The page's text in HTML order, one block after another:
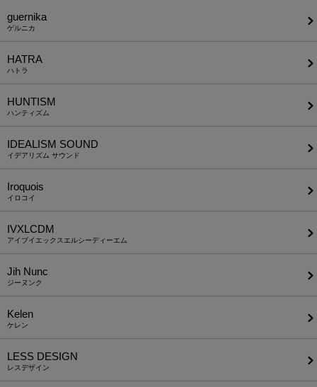
guernika
ゲルニカ
HATRA
ハトラ
HUNTISM
ハンティズム
IDEALISM SOUND
イデアリズム サウンド
Iroquois
イロコイ
IVXLCDM
アイブイエックスエルシーディーエム
Jih Nunc
ジーヌンク
Kelen
ケレン
LESS DESIGN
レスデザイン